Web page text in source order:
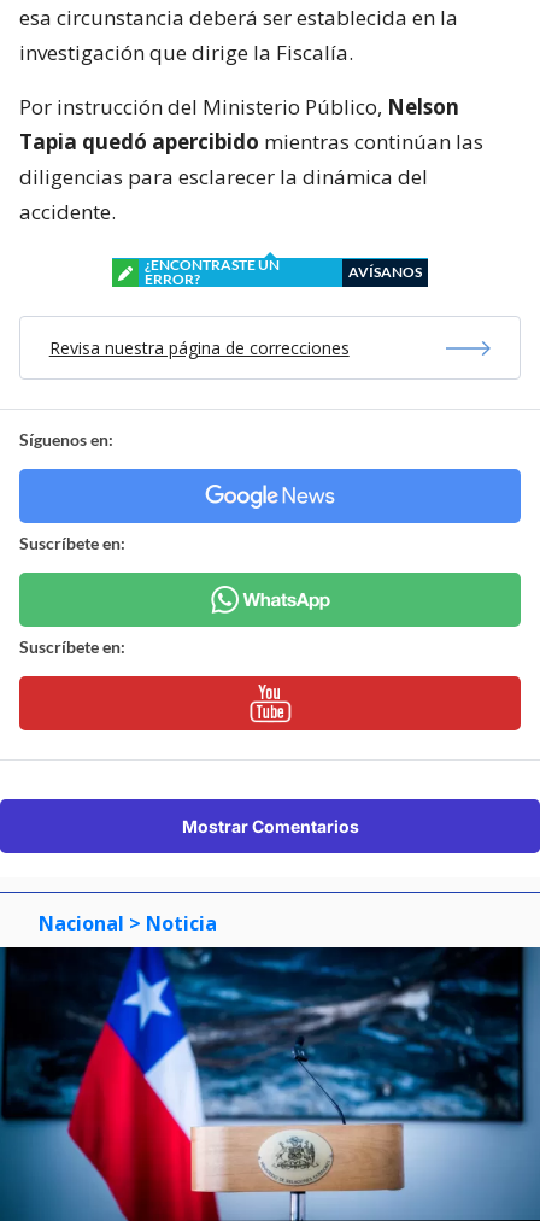
esa circunstancia deberá ser establecida en la
investigación que dirige la Fiscalía.
Por instrucción del Ministerio Público, Nelson
Tapia quedó apercibido mientras continúan las
diligencias para esclarecer la dinámica del
accidente.
¿ENCONTRASTE UN
ERROR?
AVÍSANOS
Revisa nuestra página de correcciones
Síguenos en:
Suscríbete en:
Suscríbete en:
Mostrar Comentarios
Nacional > Noticia